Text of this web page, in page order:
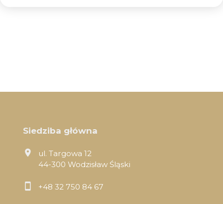
Siedziba główna
ul. Targowa 12
44-300 Wodzisław Śląski
+48 32 750 84 67